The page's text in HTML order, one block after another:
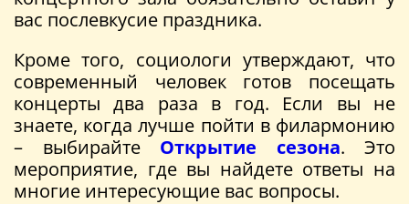
вас послевкусие праздника.
Кроме того, социологи утверждают, что
современный человек готов посещать
концерты два раза в год. Если вы не
знаете, когда лучше пойти в филармонию
– выбирайте Открытие сезона. Это
мероприятие, где вы найдете ответы на
многие интересующие вас вопросы.